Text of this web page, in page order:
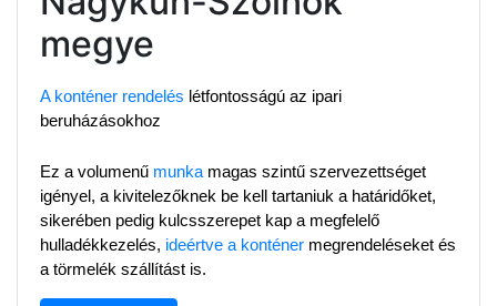
megye
A konténer rendelés létfontosságú az ipari
beruházásokhoz
Ez a volumenű munka magas szintű szervezettséget
igényel, a kivitelezőknek be kell tartaniuk a határidőket,
sikerében pedig kulcsszerepet kap a megfelelő
hulladékkezelés, ideértve a konténer megrendeléseket és
a törmelék szállítást is.